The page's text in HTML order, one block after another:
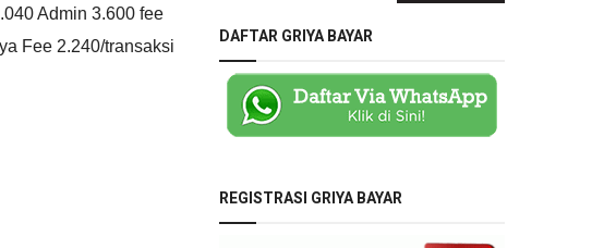
Admin 3.600 fee
Fee 2.240/transaksi
DAFTAR GRIYA BAYAR
REGISTRASI GRIYA BAYAR